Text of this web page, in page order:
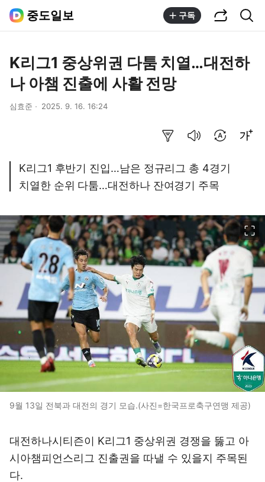
중도일보 구독
K리그1 중상위권 다툼 치열…대전하
나 아챔 진출에 사활 전망
심효준 2025. 9. 16. 16:24
K리그1 후반기 진입…남은 정규리그 총 4경기
치열한 순위 다툼…대전하나 잔여경기 주목
9월 13일 전북과 대전의 경기 모습.(사진=한국프로축구연맹 제공)
대전하나시티즌이 K리그1 중상위권 경쟁을 뚫고 아
시아챔피언스리그 진출권을 따낼 수 있을지 주목된
다.